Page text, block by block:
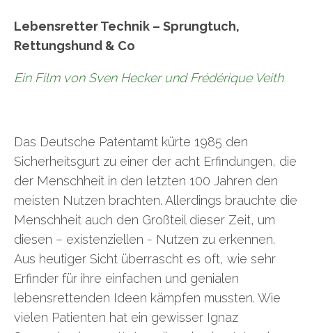
Lebensretter Technik – Sprungtuch,
Rettungshund & Co
Ein Film von Sven Hecker und Frédérique Veith
Das Deutsche Patentamt kürte 1985 den
Sicherheitsgurt zu einer der acht Erfindungen, die
der Menschheit in den letzten 100 Jahren den
meisten Nutzen brachten. Allerdings brauchte die
Menschheit auch den Großteil dieser Zeit, um
diesen – existenziellen - Nutzen zu erkennen.
Aus heutiger Sicht überrascht es oft, wie sehr
Erfinder für ihre einfachen und genialen
lebensrettenden Ideen kämpfen mussten. Wie
vielen Patienten hat ein gewisser Ignaz